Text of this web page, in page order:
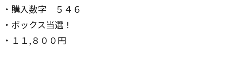
・購入数字 ５４６
・ボックス当選！
・１１,８００円